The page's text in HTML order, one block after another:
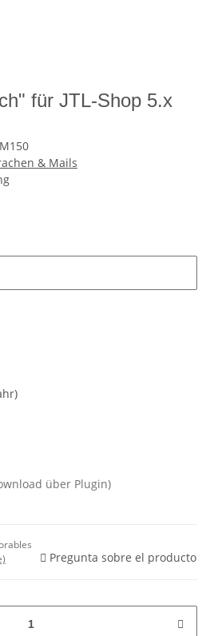
für JTL-Shop 5.x
& Mails
über Plugin)
Pregunta sobre el producto